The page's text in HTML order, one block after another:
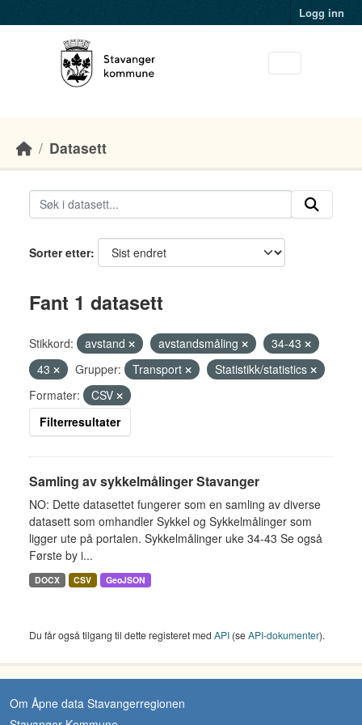
Logg inn
Datasett
Sorter etter
Fant 1 datasett
Stikkord: avstand avstandsmåling
34-43
43
Grupper: Transport
Statistikk/statistics
Formater:
CSV
Filterresultater
Samling av sykkelmålinger Stavanger
NO: Dette datasettet fungerer som en samling av diverse
datasett som omhandler Sykkel og Sykkelmålinger som
ligger ute på portalen. Sykkelmålinger uke 34-43 Se også
Første by i...
DOCX CSV GeoJSON
Du får også tilgang til dette registeret med API (seAPI-dokumenter).
Om Åpne data Stavangerregionen